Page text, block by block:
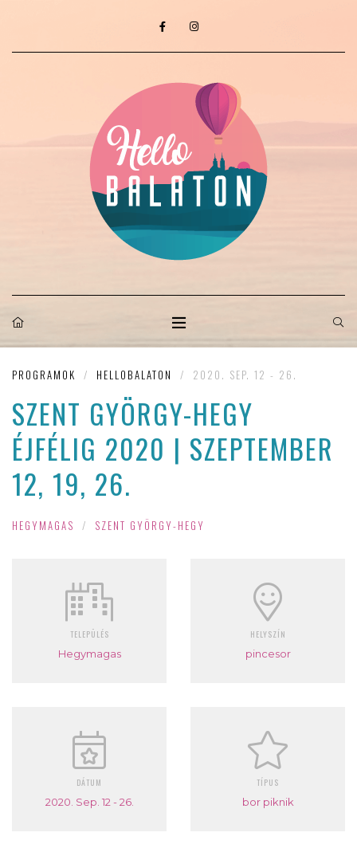
PROGRAMOK / HELLOBALATON / 2020. SEP. 12 - 26.
SZENT GYÖRGY-HEGY
ÉJFÉLIG 2020 | SZEPTEMBER
12, 19, 26.
HEGYMAGAS / SZENT GYÖRGY-HEGY
TELEPÜLÉS
Hegymagas
HELYSZÍN
pincesor
DÁTUM
2020. Sep. 12 - 26.
TÍPUS
bor piknik